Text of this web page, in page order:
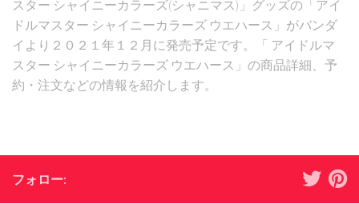
スター シャイニーカラーズ(シャニマス)」グッズの「アイ
ドルマスター シャイニーカラーズ ウエハース」がバンダ
イより２０２１年１２月に発売予定です。「 アイドルマ
スター シャイニーカラーズ ウエハース」の商品詳細、予
約・注文などの情報を紹介します。
フォロー: